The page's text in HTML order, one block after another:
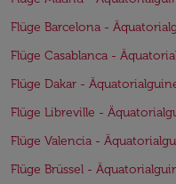
Flüge Barcelona -
Flüge Casablanca -
Flüge Dakar -
Flüge Libreville -
Flüge Valencia -
Flüge Brüssel -